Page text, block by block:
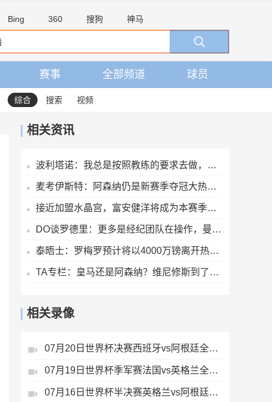
Bing 360 搜狗 神马
赛事 全部频道 球员
综合 搜索 视频
相关资讯
波利塔诺：我总是按照教练的要求去做，我要比上赛季打进更多球
麦考伊斯特：阿森纳仍是新赛季夺冠大热，切尔西有望挑战枪手
接近加盟水晶宫，富安健洋将成为本赛季第9位效力英超的日本球员
DO谈罗德里：更多是经纪团队在操作，曼城和皇马目前并无密切谈判
泰晤士：罗梅罗预计将以4000万镑离开热刺，马竞和国米竞争
TA专栏：皇马还是阿森纳？维尼修斯到了必须做出抉择的时候
相关录像
07月20日世界杯决赛西班牙vs阿根廷全场录像
07月19日世界杯季军赛法国vs英格兰全场录像
07月16日世界杯半决赛英格兰vs阿根廷全场录像